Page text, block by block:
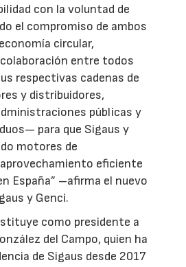
con la voluntad de
el compromiso de ambos
circular,
entre todos
respectivas cadenas de
y distribuidores,
públicas y
para que Sigaus y
motores de
eficiente
España” –afirma el nuevo
y Genci.
como presidente a
del Campo, quien ha
de Sigaus desde 2017